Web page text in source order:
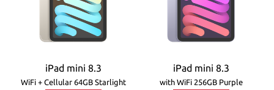
iPad mini 8.3
WiFi + Cellular 64GB Starlight
iPad mini 8.3
with WiFi 256GB Purple